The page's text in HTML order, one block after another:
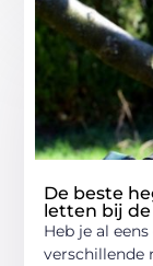
De beste
letten bij
Heb je al
verschillende